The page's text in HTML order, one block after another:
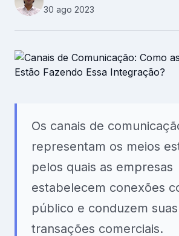
Plataforma
Conteúdos
30 ago 2023
Os canais de
representam os meios
pelos quais as empresas
estabelecem conexões
público e conduzem suas
transações comerciais.